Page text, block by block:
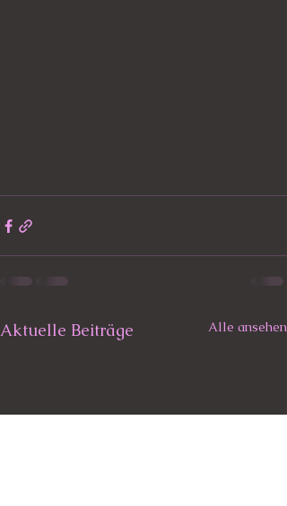
Aktuelle Beiträge Alle ansehen